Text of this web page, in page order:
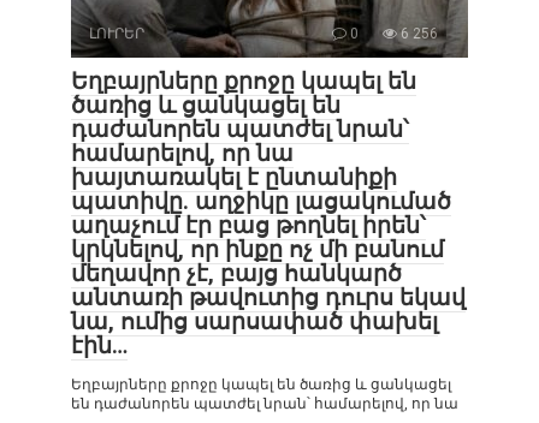
ԼՈՒՐԵՐ 0 6 256
Եղբայրները քրոջը կապել են
ծառից և ցանկացել են
դաժանորեն պատժել նրան՝
համարելով, որ նա
խայտառակել է ընտանիքի
պատիվը. աղջիկը լացակումած
աղաչում էր բաց թողնել իրեն՝
կրկնելով, որ ինքը ոչ մի բանում
մեղավոր չէ, բայց հանկարծ
անտառի թավուտից դուրս եկավ
նա, ումից սարսափած փախել
էին…
Եղբայրները քրոջը կապել են ծառից և ցանկացել
են դաժանորեն պատժել նրան՝ համարելով, որ նա